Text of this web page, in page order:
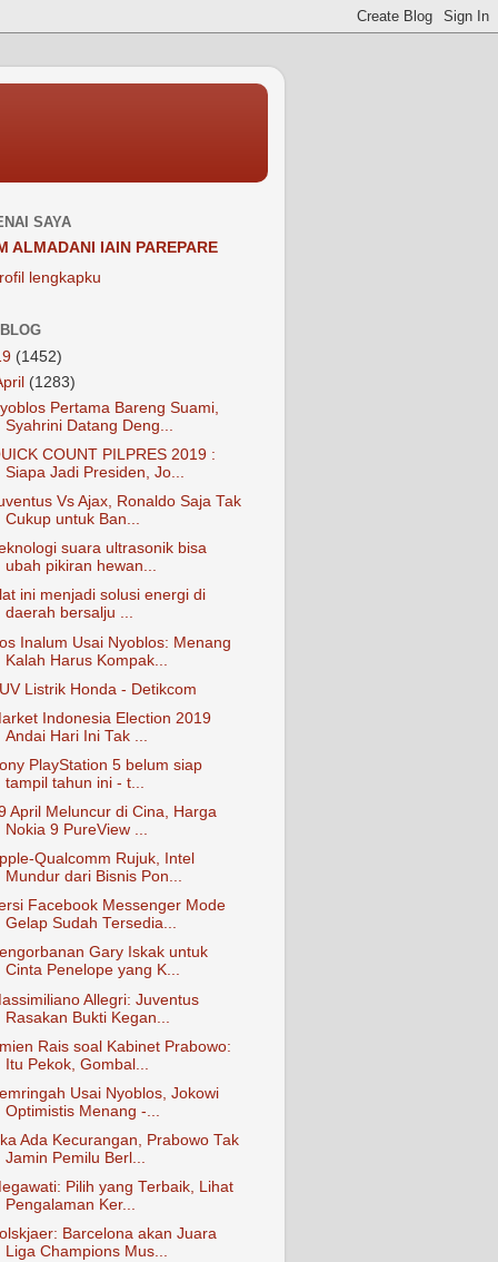
SAYA
ALMADANI IAIN PAREPARE
lengkapku
(1452)
(1283)
Pertama Bareng Suami,
Syahrini Datang Deng...
COUNT PILPRES 2019 :
Siapa Jadi Presiden, Jo...
Vs Ajax, Ronaldo Saja Tak
Cukup untuk Ban...
suara ultrasonik bisa
ubah pikiran hewan...
ini menjadi solusi energi di
daerah bersalju ...
Inalum Usai Nyoblos: Menang
Kalah Harus Kompak...
Listrik Honda - Detikcom
Indonesia Election 2019
Andai Hari Ini Tak ...
PlayStation 5 belum siap
tampil tahun ini - t...
April Meluncur di Cina, Harga
Nokia 9 PureView ...
Qualcomm Rujuk, Intel
Mundur dari Bisnis Pon...
Facebook Messenger Mode
Gelap Sudah Tersedia...
Gary Iskak untuk
Cinta Penelope yang K...
Allegri: Juventus
Rasakan Bukti Kegan...
Rais soal Kabinet Prabowo:
Itu Pekok, Gombal...
Usai Nyoblos, Jokowi
Optimistis Menang -...
Ada Kecurangan, Prabowo Tak
Jamin Pemilu Berl...
Pilih yang Terbaik, Lihat
Pengalaman Ker...
Barcelona akan Juara
Liga Champions Mus...